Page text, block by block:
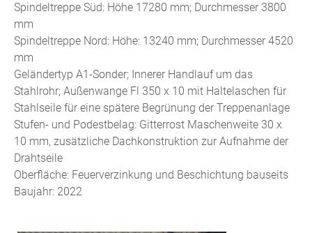
Spindeltreppe Süd: Höhe 17280 mm; Durchmesser 3800
mm
Spindeltreppe Nord: Höhe: 13240 mm; Durchmesser 4520
mm
Geländertyp A1-Sonder; Innerer Handlauf um das
Stahlrohr; Außenwange Fl 350 x 10 mit Haltelaschen für
Stahlseile für eine spätere Begrünung der Treppenanlage
Stufen- und Podestbelag: Gitterrost Maschenweite 30 x
10 mm, zusätzliche Dachkonstruktion zur Aufnahme der
Drahtseile
Oberfläche: Feuerverzinkung und Beschichtung bauseits
Baujahr: 2022